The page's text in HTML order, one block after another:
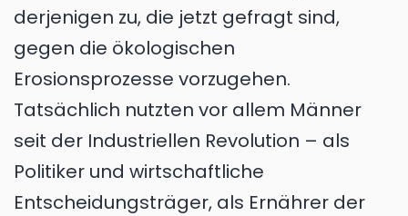
derjenigen zu, die jetzt gefragt sind,
gegen die ökologischen
Erosionsprozesse vorzugehen.
Tatsächlich nutzten vor allem Männer
seit der Industriellen Revolution – als
Politiker und wirtschaftliche
Entscheidungsträger, als Ernährer der